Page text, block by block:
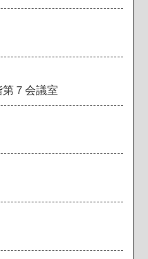
第 ７ 会議室